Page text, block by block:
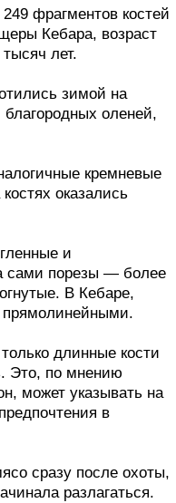
фрагментов костей
Кебара, возраст
лет.
зимой на
оленей,
кремневые
оказались
и
сами порезы — более
В Кебаре,
прямолинейными.
длинные кости
Это, по мнению
может указывать на
в
сразу после охоты,
разлагаться.